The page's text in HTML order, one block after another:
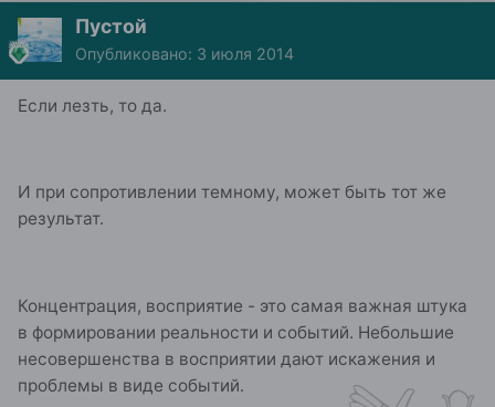
Пустой
Опубликовано: 3 июля 2014
Если лезть, то да.
И при сопротивлении темному, может быть тот же
результат.
Концентрация, восприятие - это самая важная штука
в формировании реальности и событий. Небольшие
несовершенства в восприятии дают искажения и
проблемы в виде событий.